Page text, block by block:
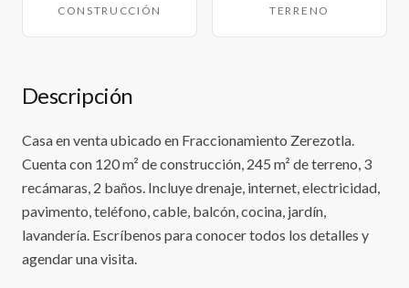
CONSTRUCCIÓN TERRENO
Descripción
Casa en venta ubicado en Fraccionamiento Zerezotla.
Cuenta con 120 m² de construcción, 245 m² de terreno, 3
recámaras, 2 baños. Incluye drenaje, internet, electricidad,
pavimento, teléfono, cable, balcón, cocina, jardín,
lavandería. Escríbenos para conocer todos los detalles y
agendar una visita.